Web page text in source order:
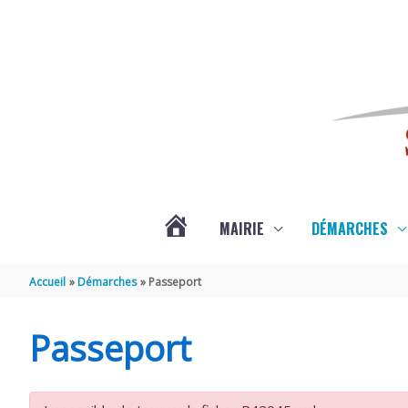
MAIRIE DÉMARCHES
Accueil Démarches Passeport
Passeport